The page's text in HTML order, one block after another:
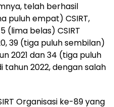
telah berhasil
puluh empat) CSIRT,
(lima belas) CSIRT
39 (tiga puluh sembilan)
2021 dan 34 (tiga puluh
2022, dengan salah
Organisasi ke-89 yang